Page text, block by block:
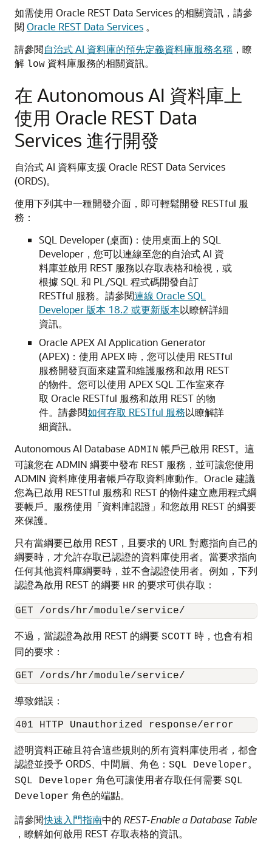
如需使用 Oracle REST Data Services 的相關資訊，請參
閱 Oracle REST Data Services 。
請參閱自治式 AI 資料庫的預先定義資料庫服務名稱 ，瞭
解 low 資料庫服務的相關資訊。
在 Autonomous AI 資料庫上
使用 Oracle REST Data
Services 進行開發
自治式 AI 資料庫支援 Oracle REST Data Services
(ORDS)。
使用下列其中一種開發介面，即可輕鬆開發 RESTful 服
務：
SQL Developer (桌面)：使用桌面上的 SQL
Developer，您可以連線至您的自治式 AI 資
料庫並啟用 REST 服務以存取表格和檢視，或
根據 SQL 和 PL/SQL 程式碼開發自訂
RESTful 服務。請參閱連線 Oracle SQL
Developer 版本 18.2 或更新版本以瞭解詳細
資訊。
Oracle APEX AI Application Generator
(APEX)：使用 APEX 時，您可以使用 RESTful
服務開發頁面來建置和維護服務和啟用 REST
的物件。您可以使用 APEX SQL 工作室來存
取 Oracle RESTful 服務和啟用 REST 的物
件。請參閱如何存取 RESTful 服務以瞭解詳
細資訊。
Autonomous AI Database ADMIN 帳戶已啟用 REST。這
可讓您在 ADMIN 綱要中發布 REST 服務，並可讓您使用
ADMIN 資料庫使用者帳戶存取資料庫動作。Oracle 建議
您為已啟用 RESTful 服務和 REST 的物件建立應用程式綱
要帳戶。服務使用「資料庫認證」和您啟用 REST 的綱要
來保護。
只有當綱要已啟用 REST，且要求的 URL 對應指向自己的
綱要時，才允許存取已認證的資料庫使用者。當要求指向
任何其他資料庫綱要時，並不會認證使用者。例如，下列
認證為啟用 REST 的綱要 HR 的要求可供存取：
GET /ords/hr/module/service/
不過，當認證為啟用 REST 的綱要 SCOTT 時，也會有相
同的要求：
GET /ords/hr/module/service/
導致錯誤：
401 HTTP Unauthorized response/error
證明資料正確且符合這些規則的所有資料庫使用者，都會
認證並授予 ORDS、中間層、角色： SQL Developer。
SQL Developer 角色可讓使用者存取任何需要 SQL
Developer 角色的端點。
請參閱快速入門指南中的 REST-Enable a Database Table
，瞭解如何啟用 REST 存取表格的資訊。